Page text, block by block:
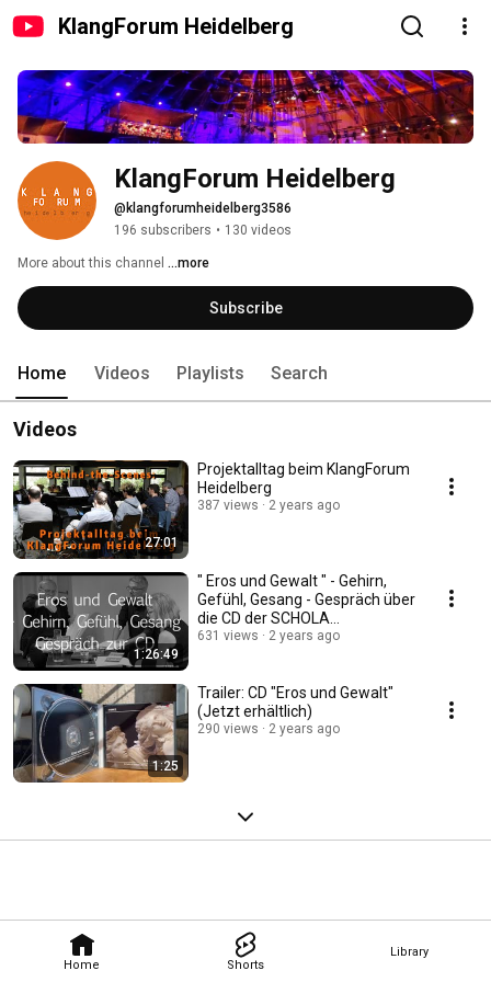
KlangForum Heidelberg
Home Shorts
Library
KlangForum Heidelberg
@klangforumheidelberg3586
196 subscribers • 130 videos
More about this channel ...more
Subscribe
Home Videos Playlists Search
Videos
27:01
Projektalltag beim KlangForum
Heidelberg
387 views 2 years ago
1:26:49
" Eros und Gewalt " - Gehirn,
Gefühl, Gesang - Gespräch über
die CD der SCHOLA
HEIDELBERG (v3)
631 views 2 years ago
1:25
Trailer: CD "Eros und Gewalt"
(Jetzt erhältlich)
290 views 2 years ago